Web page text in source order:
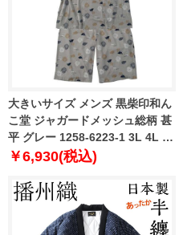
大きいサイズ メンズ 黒柴印和ん
こ堂 ジャガードメッシュ総柄 甚
平 グレー 1258-6223-1 3L 4L 5L
6L 8L
￥6,930(税込)